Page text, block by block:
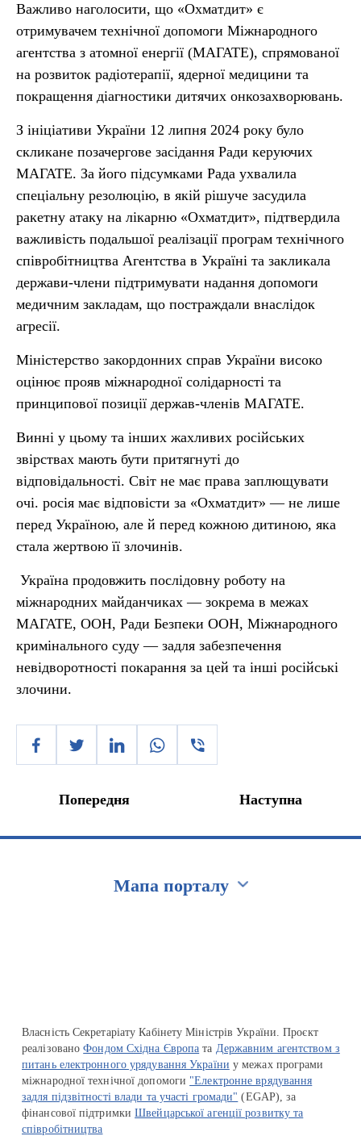
Важливо наголосити, що «Охматдит» є
отримувачем технічної допомоги Міжнародного
агентства з атомної енергії (МАГАТЕ), спрямованої
на розвиток радіотерапії, ядерної медицини та
покращення діагностики дитячих онкозахворювань.
З ініціативи України 12 липня 2024 року було
скликане позачергове засідання Ради керуючих
МАГАТЕ. За його підсумками Рада ухвалила
спеціальну резолюцію, в якій рішуче засудила
ракетну атаку на лікарню «Охматдит», підтвердила
важливість подальшої реалізації програм технічного
співробітництва Агентства в Україні та закликала
держави-члени підтримувати надання допомоги
медичним закладам, що постраждали внаслідок
агресії.
Міністерство закордонних справ України високо
оцінює прояв міжнародної солідарності та
принципової позиції держав-членів МАГАТЕ.
Винні у цьому та інших жахливих російських
звірствах мають бути притягнуті до
відповідальності. Світ не має права заплющувати
очі. росія має відповісти за «Охматдит» — не лише
перед Україною, але й перед кожною дитиною, яка
стала жертвою її злочинів.
Україна продовжить послідовну роботу на
міжнародних майданчиках — зокрема в межах
МАГАТЕ, ООН, Ради Безпеки ООН, Міжнародного
кримінального суду — задля забезпечення
невідворотності покарання за цей та інші російські
злочини.
Попередня Наступна
Мапа порталу
Власність Секретаріату Кабінету Міністрів України. Проєкт
реалізованоФондом Східна Європа та Державним агентством з
питань електронного урядування України у межах програми
міжнародної технічної допомоги "Електронне врядування
задля підзвітності влади та участі громади" (EGAP), за
фінансової підтримкиШвейцарської агенції розвитку та
співробітництва